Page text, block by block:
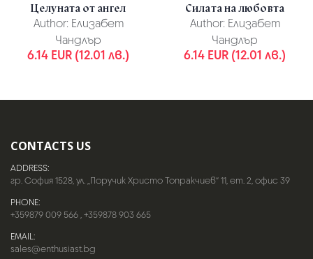
Целуната от ангел
Author: Елизабет
Чандлър
6.14 EUR (12.01 лв.)
Силата на любовта
Author: Елизабет
Чандлър
6.14 EUR (12.01 лв.)
CONTACTS US
ADDRESS:
гр. София 1528, ул. „Поручик Христо Топракчиев“ 11, ет. 2, офис 39
PHONE:
+359879 009 566,+359878 903 665
EMAIL:
sales@enthusiast.bg